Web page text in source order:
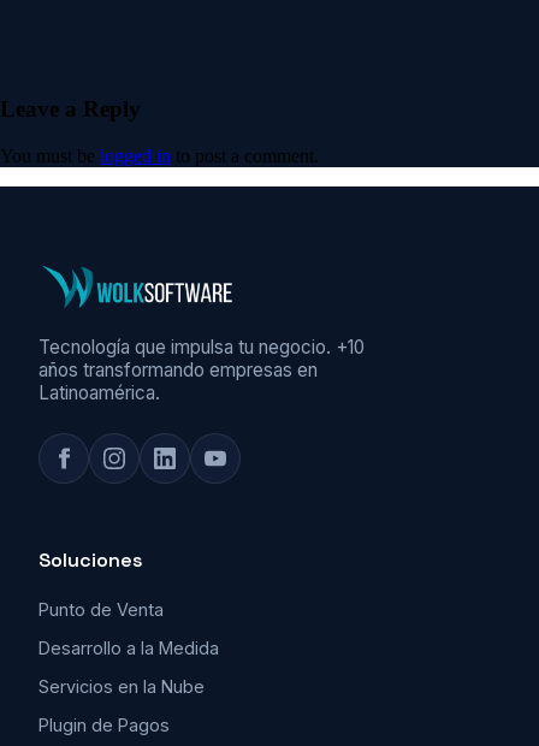
Leave a Reply
You must be logged in to post a comment.
Tecnología que impulsa tu negocio. +10
años transformando empresas en
Latinoamérica.
Soluciones
Punto de Venta
Desarrollo a la Medida
Servicios en la Nube
Plugin de Pagos